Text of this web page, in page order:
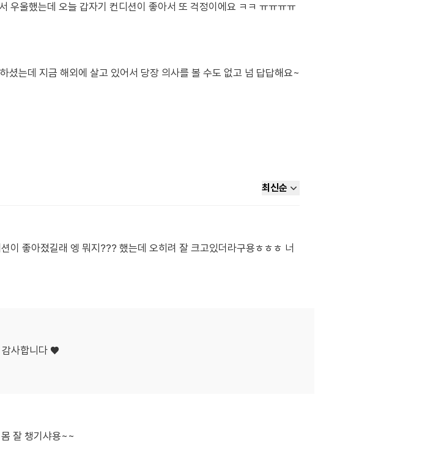
우울했는데 오늘 갑자기 컨디션이 좋아서 또 걱정이에요 ㅋㅋ ㅠㅠㅠㅠ
는데 지금 해외에 살고 있어서 당장 의사를 볼 수도 없고 넘 답답해요~
최신순
이 좋아졌길래 엥 뭐지??? 했는데 오히려 잘 크고있더라구용ㅎㅎㅎ 너
감사합니다 ♥️
잘 챙기샤용~~